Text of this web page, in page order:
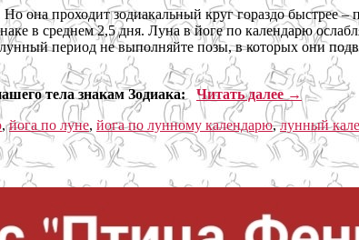
она проходит зодиакальный круг гораздо быстрее
в среднем 2,5 дня. Луна в йоге по календарю
период не выполняйте позы, в которых они
тела знакам Зодиака: Читать далее →
,йога по луне, йога по лунному календарю,лунный